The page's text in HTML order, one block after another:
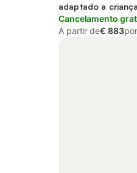
adaptado a
Cancelamento
A partir de€ 883